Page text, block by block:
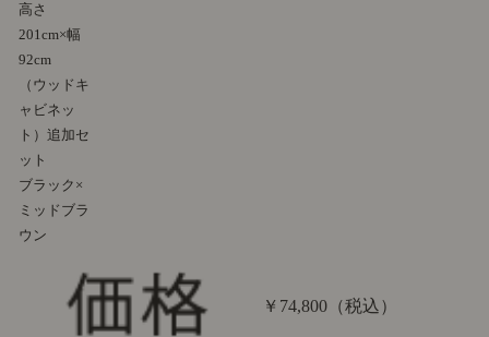
高さ
201cm×幅
92cm
（ウッドキ
ャビネッ
ト）追加セ
ット
ブラック×
ミッドブラ
ウン
￥74,800 （税込）